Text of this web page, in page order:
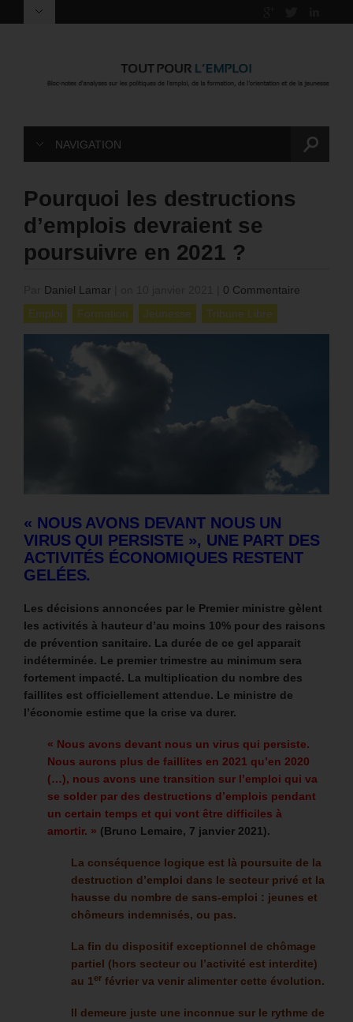
NAVIGATION
Pourquoi les destructions
d’emplois devraient se
poursuivre en 2021 ?
Daniel Lamar
0 Commentaire
Emploi
Formation Jeunesse Tribune Libre
« NOUS AVONS DEVANT NOUS UN
VIRUS QUI PERSISTE », UNE PART DES
ACTIVITÉS ÉCONOMIQUES RESTENT
GELÉES.
Les décisions annoncées par le Premier ministre gèlent
les activités à hauteur d’au moins 10% pour des raisons
de prévention sanitaire. La durée de ce gel apparait
indéterminée. Le premier trimestre au minimum sera
fortement impacté. La multiplication du nombre des
faillites est officiellement attendue. Le ministre de
l’économie estime que la crise va durer.
« Nous avons devant nous un virus qui persiste.
Nous aurons plus de faillites en 2021 qu’en 2020
(…), nous avons une transition sur l’emploi qui va
se solder par des destructions d’emplois pendant
un certain temps et qui vont être difficiles à
amortir. » (Bruno Lemaire, 7 janvier 2021).
La conséquence logique est là poursuite de la
destruction d’emploi dans le secteur privé et la
hausse du nombre de sans-emploi : jeunes et
chômeurs indemnisés, ou pas.
La fin du dispositif exceptionnel de chômage
partiel (hors secteur ou l’activité est interdite)
au 1er février va venir alimenter cette évolution.
Il demeure juste une inconnue sur le rythme de